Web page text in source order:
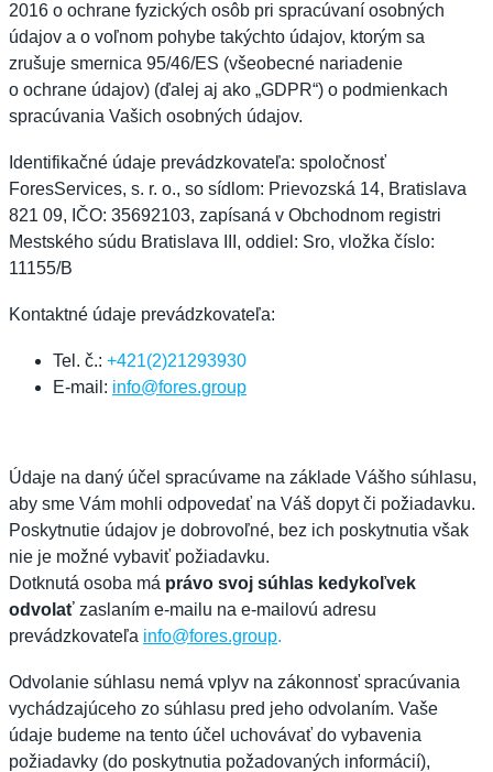
2016 o ochrane fyzických osôb pri spracúvaní osobných
údajov a o voľnom pohybe takýchto údajov, ktorým sa
zrušuje smernica 95/46/ES (všeobecné nariadenie
o ochrane údajov) (ďalej aj ako „GDPR“) o podmienkach
spracúvania Vašich osobných údajov.
Identifikačné údaje prevádzkovateľa: spoločnosť
ForesServices, s. r. o., so sídlom: Prievozská 14, Bratislava
821 09, IČO: 35692103, zapísaná v Obchodnom registri
Mestského súdu Bratislava III, oddiel: Sro, vložka číslo:
11155/B
Kontaktné údaje prevádzkovateľa:
Tel. č.: +421(2)21293930
E-mail: info@fores.group
Údaje na daný účel spracúvame na základe Vášho súhlasu,
aby sme Vám mohli odpovedať na Váš dopyt či požiadavku.
Poskytnutie údajov je dobrovoľné, bez ich poskytnutia však
nie je možné vybaviť požiadavku.
Dotknutá osoba má právo svoj súhlas kedykoľvek
odvolať zaslaním e-mailu na e-mailovú adresu
prevádzkovateľa info@fores.group.
Odvolanie súhlasu nemá vplyv na zákonnosť spracúvania
vychádzajúceho zo súhlasu pred jeho odvolaním. Vaše
údaje budeme na tento účel uchovávať do vybavenia
požiadavky (do poskytnutia požadovaných informácií),